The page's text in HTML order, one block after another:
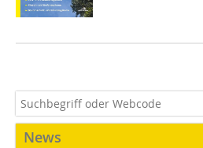
News